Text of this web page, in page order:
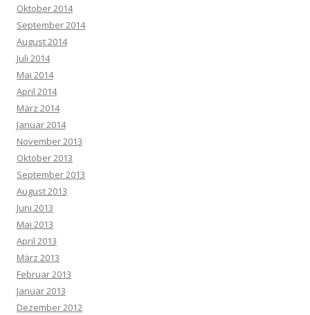
Oktober 2014
September 2014
August 2014
Juli 2014
Mai 2014
April 2014
März 2014
Januar 2014
November 2013
Oktober 2013
September 2013
August 2013
Juni 2013
Mai 2013
April 2013
März 2013
Februar 2013
Januar 2013
Dezember 2012